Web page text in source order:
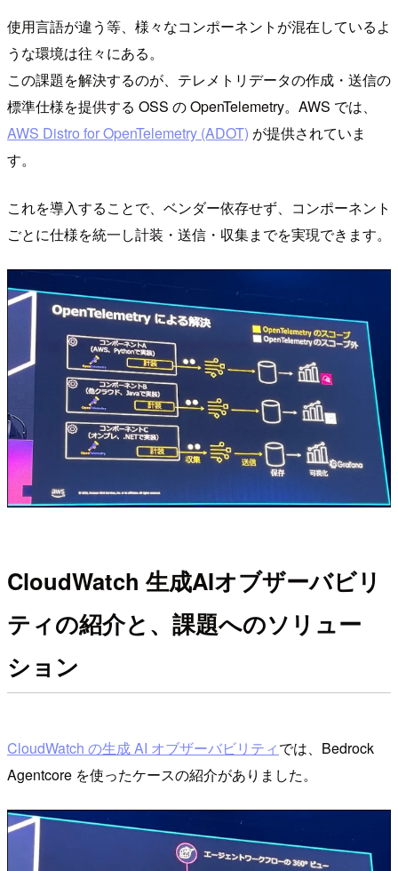
使用言語が違う等、様々なコンポーネントが混在しているよ
うな環境は往々にある。
この課題を解決するのが、テレメトリデータの作成・送信の
標準仕様を提供する OSS の OpenTelemetry。AWS では、
AWS Distro for OpenTelemetry (ADOT) が提供されていま
す。
これを導入することで、ベンダー依存せず、コンポーネント
ごとに仕様を統一し計装・送信・収集までを実現できます。
CloudWatch 生成AIオブザーバビリ
ティの紹介と、課題へのソリュー
ション
CloudWatch の生成 AI オブザーバビリティでは、Bedrock
Agentcore を使ったケースの紹介がありました。